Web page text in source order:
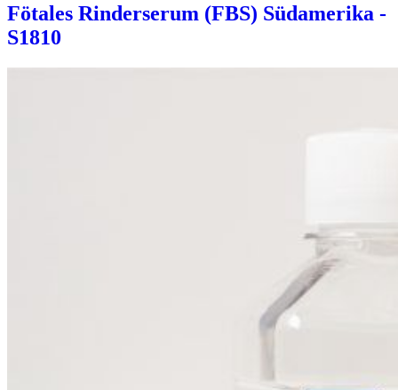
Fötales Rinderserum (FBS) Südamerika -
S1810